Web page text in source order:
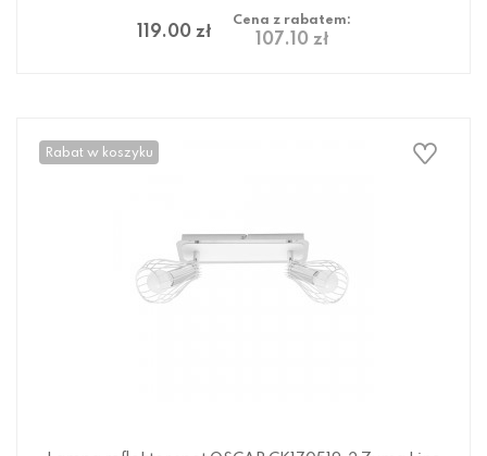
119.00 zł
Cena z rabatem:
107.10 zł
Rabat w koszyku